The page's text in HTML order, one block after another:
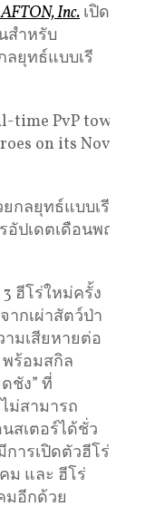
Inc.เปิด
สำหรับ
ยุทธ์แบบเรี
กลยุทธ์แบบเรียลไ
อัปเดตเดือนพฤศจิ
ฮีโร่ใหม่ครั้ง
ากเผ่าสัตว์ป่า
มเสียหายต่อ
ร้อมสกิล
ชัง” ที่
ม่สามารถ
สเตอร์ได้ชั่ว
ารเปิดตัวฮีโร่
ม และ ฮีโร่
มอีกด้วย